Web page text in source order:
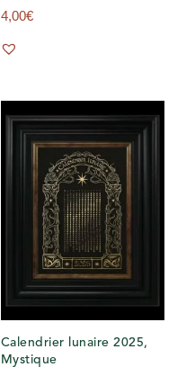
4,00€
Calendrier lunaire 2025,
Mystique